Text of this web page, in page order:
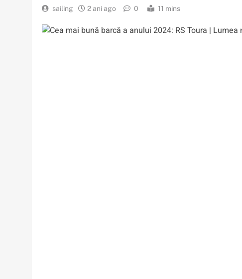
sailing 2 ani ago 0 11 mins